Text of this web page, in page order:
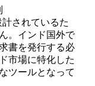
計されているた
。インド国外で
書を発行する必
市場に特化した
ツールとなって